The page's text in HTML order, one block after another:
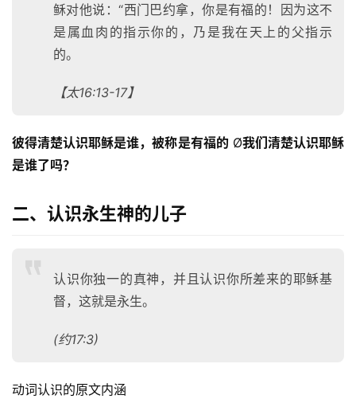
稣对他说：“西门巴约拿，你是有福的！因为这不
是属血肉的指示你的，乃是我在天上的父指示
的。
【太16:13-17】
彼得清楚认识耶稣是谁，被称是有福的 Ø我们清楚认识耶稣
是谁了吗？
二、认识永生神的儿子
认识你独一的真神，并且认识你所差来的耶稣基
督，这就是永生。
(约17:3)
动词认识的原文内涵